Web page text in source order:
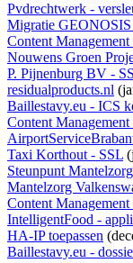
Pvdrechtwerk -
Migratie
Content
Nouwens Groen
P. Pijnenburg BV -
residualproducts.nl
Baillestavy.eu - ICS
Content
Taxi Korthout - SSL
Steunpunt
Mantelzorg
Content
IntelligentFood -
HA-IP toepassen
Baillestavy.eu -